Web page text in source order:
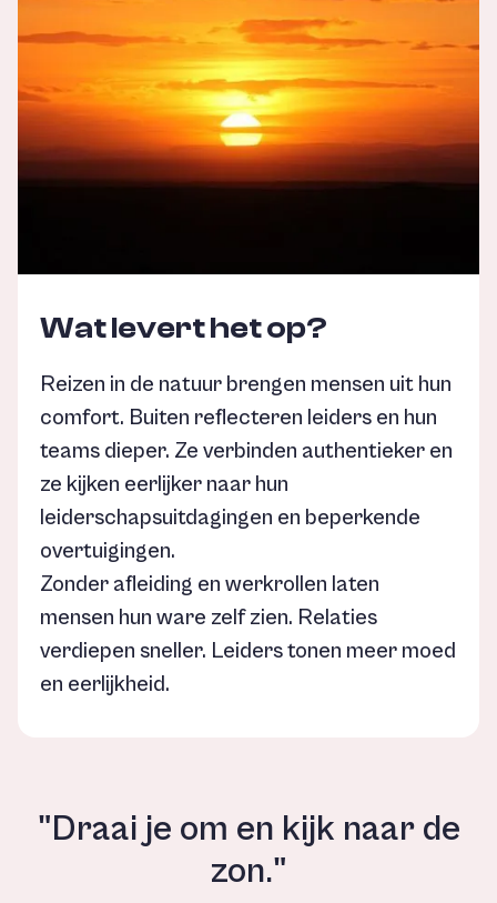
Wat levert het op?
Reizen in de natuur brengen mensen uit hun
comfort. Buiten reflecteren leiders en hun
teams dieper. Ze verbinden authentieker en
ze kijken eerlijker naar hun
leiderschapsuitdagingen en beperkende
overtuigingen.
Zonder afleiding en werkrollen laten
mensen hun ware zelf zien. Relaties
verdiepen sneller. Leiders tonen meer moed
en eerlijkheid.
"Draai je om en kijk naar de
zon."